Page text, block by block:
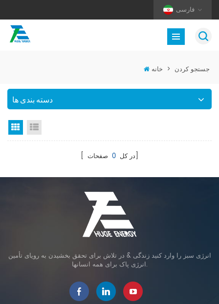
فارسی
خانه > جستجو کردن
دسته بندی ها
نمای گرید
[ در کل 0 صفحات]
انرژی سبز را وارد کنید زندگی & در تلاش برای تحقق بخشیدن به رویای تأمین
انرژی پاک برای همه انسانها.